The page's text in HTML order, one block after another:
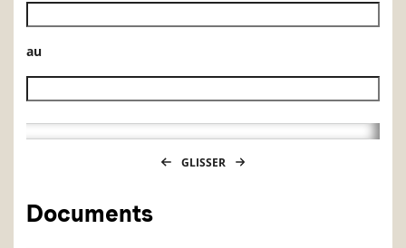
Date de début de l’historique des VL
au
Date de fin de l’historique des VL
GLISSER
Documents